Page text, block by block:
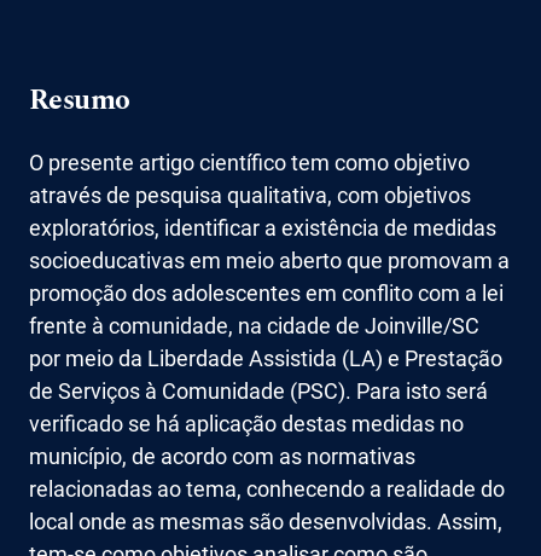
Resumo
O presente artigo científico tem como objetivo
através de pesquisa qualitativa, com objetivos
exploratórios, identificar a existência de medidas
socioeducativas em meio aberto que promovam a
promoção dos adolescentes em conflito com a lei
frente à comunidade, na cidade de Joinville/SC
por meio da Liberdade Assistida (LA) e Prestação
de Serviços à Comunidade (PSC). Para isto será
verificado se há aplicação destas medidas no
município, de acordo com as normativas
relacionadas ao tema, conhecendo a realidade do
local onde as mesmas são desenvolvidas. Assim,